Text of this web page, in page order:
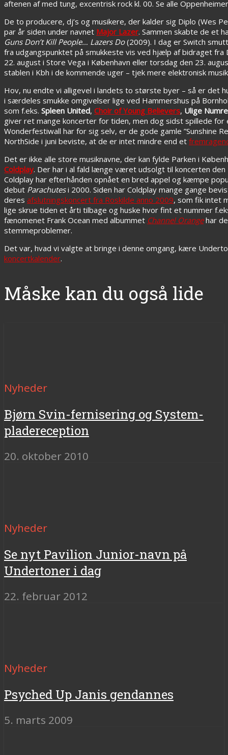
aftenen af med tung, excentrisk rock kl. 00. Se alle
De to producere, dj’s og musikere, der kalder sig Diplo (Wes
par år siden under navnet Major Lazer. Sammen skabte de et
Guns Don’t Kill People… Lazers Do(2009). I dag er Switch
fra udgangspunktet på smukkeste vis ved hjælp af bidraget fra
22. august i Store Vega i København eller torsdag den 23.
stablen i Kbh i de kommende uger – tjek mere elektronisk
Hov, nu endte vi alligevel i landets to største byer – så er det
i særdeles smukke omgivelser lige ved Hammershus på
som f.eks. Spleen United, Choir of Young Believers, Ulige Numre
giver ret mange koncerter for tiden, men dog sidst spillede
Wonderfestiwall har for sig selv, er de gode gamle ”Sunshine
NorthSide i juni beviste, at de er intet mindre end et
Det er ikke alle store musiknavne, der kan fylde Parken i
Coldplay. Der har i al fald længe været udsolgt til koncerten
Coldplay har efterhånden opnået en bred appel og kæmpe
debut Parachutesi 2000. Siden har Coldplay mange gange
deres afslutningskoncert fra Roskilde anno 2009, som fik intet
lige skrue tiden et årti tilbage og huske hvor fint et nummer
fænomenet Frank Ocean med albummet Channel Orangehar
stemmeproblemer.
Det var, hvad vi valgte at bringe i denne omgang, kære
koncertkalender.
Måske kan du også lide
Nyheder
Bjørn Svin-fernisering og System-
pladereception
20. oktober 2010
Nyheder
Se nyt Pavilion Junior-navn på
Undertoner i dag
22. februar 2012
Nyheder
Psyched Up Janis gendannes
5. marts 2009